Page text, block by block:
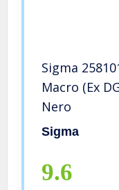
Sigma
Macro (Ex
Nero
Sigma
9.6